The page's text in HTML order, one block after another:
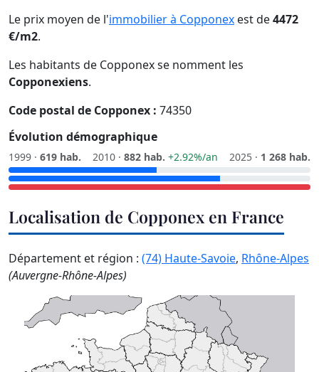
Le prix moyen de l'immobilier à Copponex est de4472
€/m2.
Les habitants de Copponex se nomment les
Copponexiens.
Code postal de Copponex : 74350
Évolution démographique
1999 · 619 hab. 2010 · 882 hab. +2.92%/an 2025 · 1 268 hab.
Localisation de Copponex en France
Département et région : (74) Haute-Savoie, Rhône-Alpes
(Auvergne-Rhône-Alpes)